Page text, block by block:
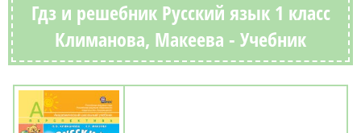
Гдз и решебник Русский язык 1 класс
Климанова, Макеева - Учебник